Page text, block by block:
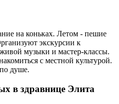
на коньках. Летом - пешие
экскурсии к
музыки и мастер-классы.
с местной культурой.
душе.
в здравнице Элита